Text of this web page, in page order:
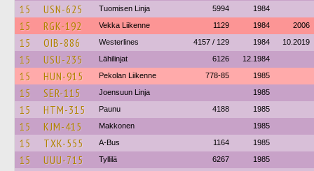
15 USN-625 Tuomisen Linja 5994 1984
15 RGK-192 Vekka Liikenne 1129 1984 2006
15 OIB-886 Westerlines 4157 / 129 1984 10.2019
15 USU-235 Lähilinjat 6126 12.1984
15 HUN-915 Pekolan Liikenne 778-85 1985
15 SER-115 Joensuun Linja 1985
15 HTM-315 Paunu 4188 1985
15 KJM-415 Makkonen 1985
15 TXK-555 A-Bus 1164 1985
15 UUU-715 Tyllilä 6267 1985